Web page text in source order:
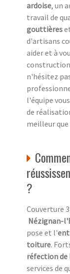
ardoise, un
travail de
gouttières
d'artisans
aider et à
n'hésitez
l'équipe
de
meilleur que
?
Couverture
Nézignan-
pose et l'
toiture.
réfection
services de